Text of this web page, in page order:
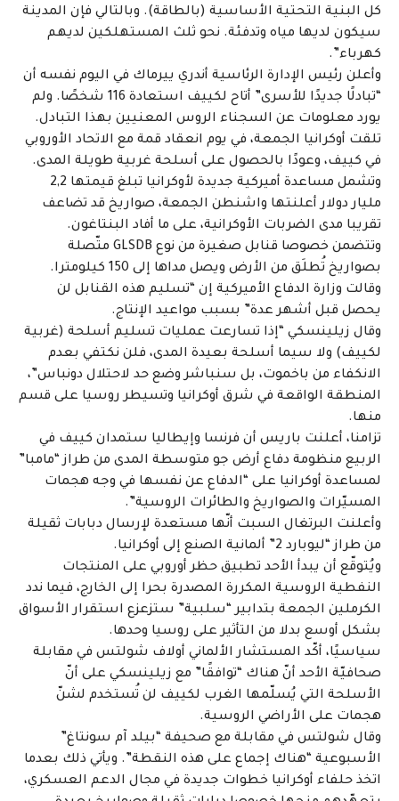
كل البنية التحتية الأساسية (بالطاقة). وبالتالي فإن المدينة
سيكون لديها مياه وتدفئة. نحو ثلث المستهلكين لديهم
كهرباء”.
وأعلن رئيس الإدارة الرئاسية أندري ييرماك في اليوم نفسه أن
“تبادلًا جديدًا للأسرى” أتاح لكييف استعادة 116 شخصًا. ولم
يورد معلومات عن السجناء الروس المعنيين بهذا التبادل.
تلقت أوكرانيا الجمعة، في يوم انعقاد قمة مع الاتحاد الأوروبي
في كييف، وعودًا بالحصول على أسلحة غربية طويلة المدى.
وتشمل مساعدة أميركية جديدة لأوكرانيا تبلغ قيمتها 2,2
مليار دولار أعلنتها واشنطن الجمعة، صواريخ قد تضاعف
تقريبا مدى الضربات الأوكرانية، على ما أفاد البنتاغون.
وتتضمن خصوصا قنابل صغيرة من نوع GLSDB متّصلة
بصواريخ تُطلَق من الأرض ويصل مداها إلى 150 كيلومترا.
وقالت وزارة الدفاع الأميركية إن “تسليم هذه القنابل لن
يحصل قبل أشهر عدة” بسبب مواعيد الإنتاج.
وقال زيلينسكي “إذا تسارعت عمليات تسليم أسلحة (غربية
لكييف) ولا سيما أسلحة بعيدة المدى، فلن نكتفي بعدم
الانكفاء من باخموت، بل سنباشر وضع حد لاحتلال دونباس”،
المنطقة الواقعة في شرق أوكرانيا وتسيطر روسيا على قسم
منها.
تزامنا، أعلنت باريس أن فرنسا وإيطاليا ستمدان كييف في
الربيع منظومة دفاع أرض جو متوسطة المدى من طراز “مامبا”
لمساعدة أوكرانيا على “الدفاع عن نفسها في وجه هجمات
المسيّرات والصواريخ والطائرات الروسية”.
وأعلنت البرتغال السبت أنّها مستعدة لإرسال دبابات ثقيلة
من طراز “ليوبارد 2” ألمانية الصنع إلى أوكرانيا.
ويُتوقّع أن يبدأ الأحد تطبيق حظر أوروبي على المنتجات
النفطية الروسية المكررة المصدرة بحرا إلى الخارج، فيما ندد
الكرملين الجمعة بتدابير “سلبية” ستزعزع استقرار الأسواق
بشكل أوسع بدلا من التأثير على روسيا وحدها.
سياسيًا، أكّد المستشار الألماني أولاف شولتس في مقابلة
صحافيّة الأحد أنّ هناك “توافقًا” مع زيلينسكي على أنّ
الأسلحة التي يُسلّمها الغرب لكييف لن تُستخدم لشنّ
هجمات على الأراضي الروسية.
وقال شولتس في مقابلة مع صحيفة “بيلد آم سونتاغ”
الأسبوعية “هناك إجماع على هذه النقطة”. ويأتي ذلك بعدما
اتخذ حلفاء أوكرانيا خطوات جديدة في مجال الدعم العسكري،